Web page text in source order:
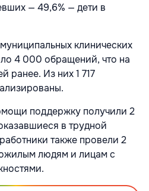
— 49,6% — дети в
клинических
4 000 обращений, что на
ранее. Из них 1 717
поддержку получили 2
в трудной
также провели 2
людям и лицам с